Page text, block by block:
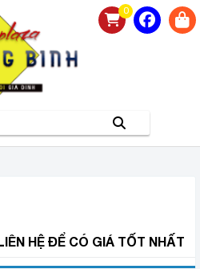
0
HỆ ĐỂ CÓ GIÁ TỐT NHẤT